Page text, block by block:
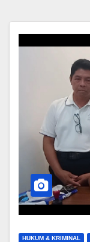
HUKUM & KRIMINAL